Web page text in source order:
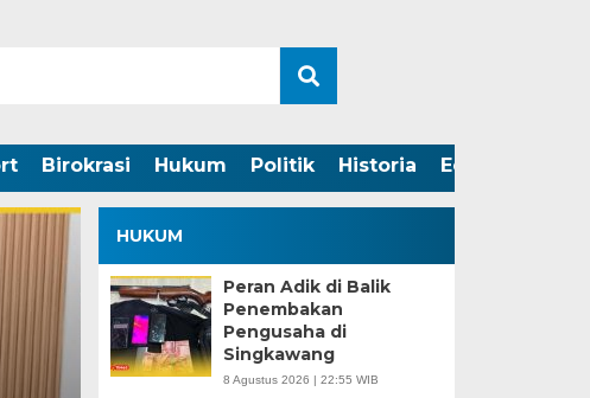
Birokrasi Hukum Politik Historia Edukasi
HUKUM
Peran Adik di Balik
Penembakan
Pengusaha di
Singkawang
8 Agustus 2026 | 22:55 WIB